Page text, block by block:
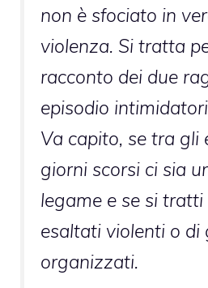
non è sfociato in
violenza. Si tratta
racconto dei due
episodio
Va capito, se tra gli
giorni scorsi ci sia
legame e se si
esaltati violenti o di
organizzati.